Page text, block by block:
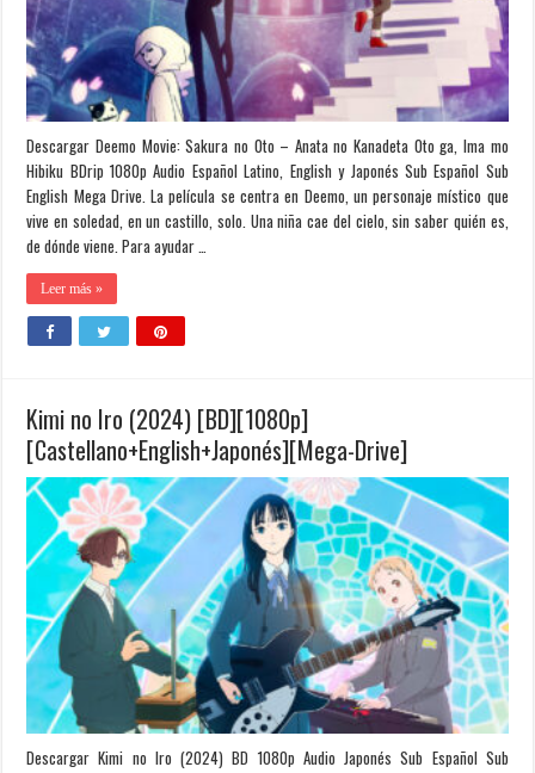
Descargar Deemo Movie: Sakura no Oto – Anata no Kanadeta Oto ga, Ima mo
Hibiku BDrip 1080p Audio Español Latino, English y Japonés Sub Español Sub
English Mega Drive. La película se centra en Deemo, un personaje místico que
vive en soledad, en un castillo, solo. Una niña cae del cielo, sin saber quién es,
de dónde viene. Para ayudar …
Leer más »
Kimi no Iro (2024) [BD][1080p]
[Castellano+English+Japonés][Mega-Drive]
Descargar Kimi no Iro (2024) BD 1080p Audio Japonés Sub Español Sub